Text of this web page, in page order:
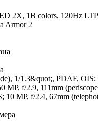
2X, 1B colors, 120Hz
Armor 2
1/1.3&quot;, PDAF, OIS;
MP, f/2.9, 111mm
10 MP, f/2.4, 67mm